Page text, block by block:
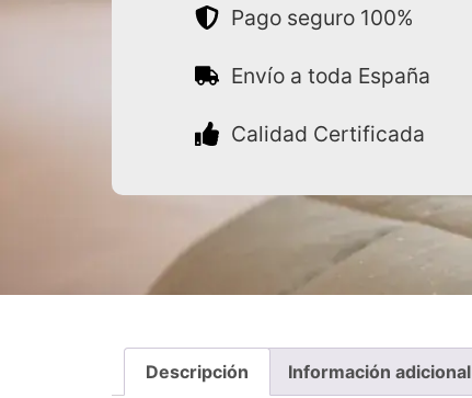
Pago seguro 100%
Envío a toda España
Calidad Certificada
Descripción Información adicional